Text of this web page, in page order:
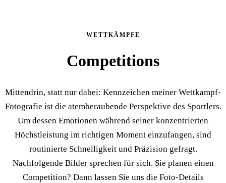
WETTKÄMPFE
Competitions
Mittendrin, statt nur dabei: Kennzeichen meiner Wettkampf-
Fotografie ist die atemberaubende Perspektive des Sportlers.
Um dessen Emotionen während seiner konzentrierten
Höchstleistung im richtigen Moment einzufangen, sind
routinierte Schnelligkeit und Präzision gefragt.
Nachfolgende Bilder sprechen für sich. Sie planen einen
Competition? Dann lassen Sie uns die Foto-Details